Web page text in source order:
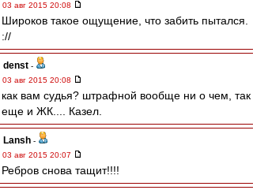
03 авг 2015 20:08
Широков такое ощущение, что забить пытался.
://
denst -
03 авг 2015 20:08
как вам судья? штрафной вообще ни о чем, так
еще и ЖК.... Казел.
Lansh -
03 авг 2015 20:07
Ребров снова тащит!!!!